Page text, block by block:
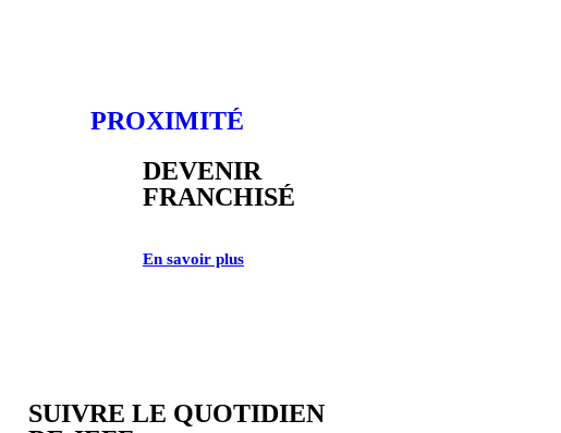
PROXIMITÉ
DEVENIR
FRANCHISÉ
En savoir plus
SUIVRE LE QUOTIDIEN